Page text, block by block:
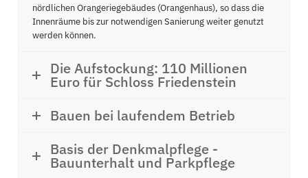
nördlichen Orangeriegebäudes (Orangenhaus), so dass die
Innenräume bis zur notwendigen Sanierung weiter genutzt
werden können.
Die Aufstockung: 110 Millionen
Euro für Schloss Friedenstein
Bauen bei laufendem Betrieb
Basis der Denkmalpflege -
Bauunterhalt und Parkpflege